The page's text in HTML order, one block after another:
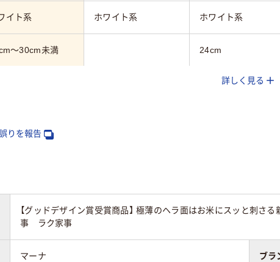
イト系 ホワイト系 ホワイト系
～30cm未満 24cm
詳しく見る
りを報告
【グッドデザイン賞受賞商品】 極薄のヘラ面はお米にスッと刺
事 ラク家事
マーナ ブラ